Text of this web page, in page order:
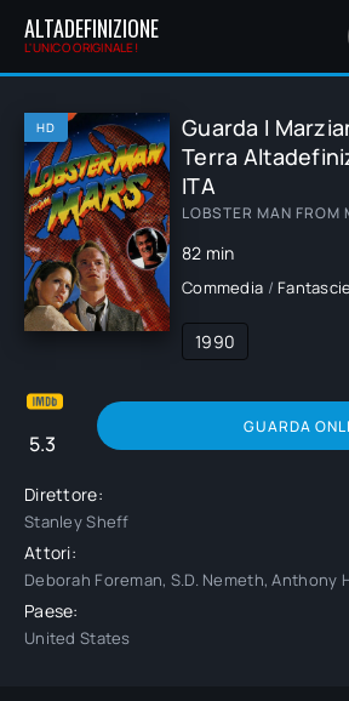
ALTADEFINIZIONE
L'UNICO ORIGINALE!
HD
Guarda I
Terra
ITA
LOBSTER MAN FROM
82 min
Commedia /
1990
5.3
GUARDA
Direttore:
Stanley Sheff
Attori:
Deborah Foreman, S.D. Nemeth, Anthony
Paese:
United States